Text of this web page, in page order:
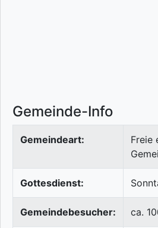
Gemeinde-Info
Gemeindeart:
Freie
Gottesdienst:
Gemeindebesucher: ca.